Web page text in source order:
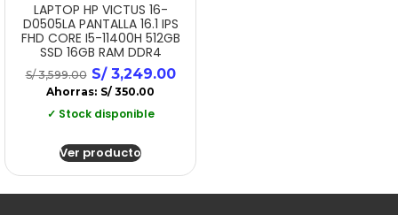
LAPTOP HP VICTUS 16-
D0505LA PANTALLA 16.1 IPS
FHD CORE I5-11400H 512GB
SSD 16GB RAM DDR4
S/3,599.00 S/3,249.00
Ahorras: S/ 350.00
✓ Stock disponible
Ver producto